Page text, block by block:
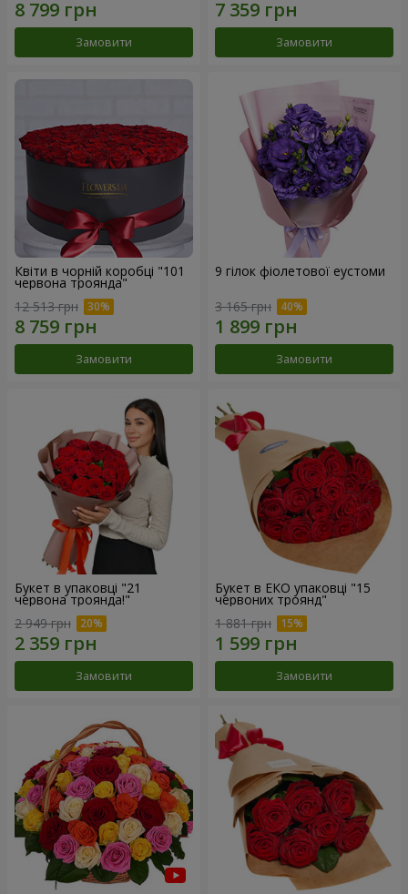
Замовити Замовити
Квіти в чорній коробці "101
червона троянда"
12 513 грн
Замовити
9 гілок фіолетової еустоми
3 165 грн
Замовити
Букет в упаковці "21
червона троянда!"
2 949 грн
Замовити
Букет в ЕКО упаковці "15
червоних троянд"
1 881 грн
Замовити